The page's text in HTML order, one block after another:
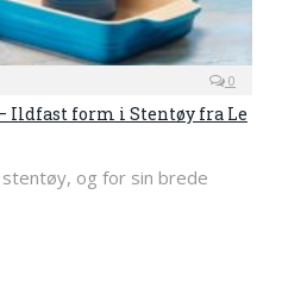
0
Ildfast form i Stentøy fra Le
og for sin brede